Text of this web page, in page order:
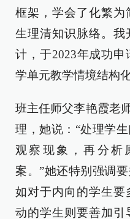
框架，学会了化繁为
生理清知识脉络。我
计，于2023年成功
学单元教学情境结构
班主任师父李艳霞老
理，她说：“处理学
观察现象，再分析
案。”她还特别强调
如对于内向的学生要
动的学生则要善加